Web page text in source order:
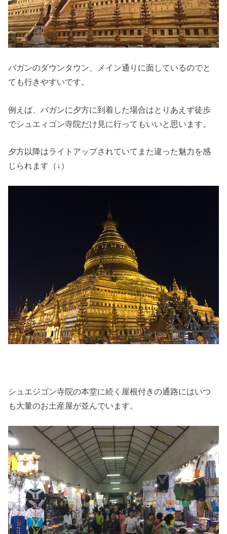
バガンのダウンタウン、メイン通りに面しているのでと
ても行きやすいです。
例えば、バガンに夕方に到着した場合はとりあえず徒歩
でシュエィゴン寺院だけ見に行ってもいいと思います。
夕方以降はライトアップされていてまた違った魅力を感
じられます（↓）
シュエジゴン寺院の本堂に続く屋根付きの通路にはいつ
も大量のお土産屋が並んでいます。